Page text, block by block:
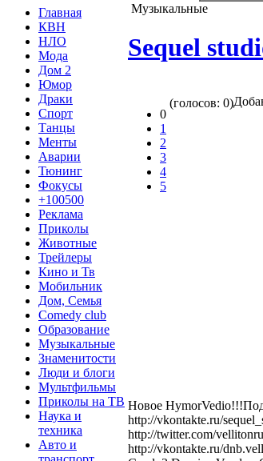
Главная
КВН
НЛО
Мода
Дом 2
Юмор
Драки
Спорт
Танцы
Менты
Аварии
Тюнинг
Фокусы
+100500
Реклама
Приколы
Животные
Трейлеры
Кино и Тв
Мобильник
Дом, Семья
Comedy club
Образование
Музыкальные
Знаменитости
Люди и блоги
Мультфильмы
Приколы на ТВ
Наука и
техника
Авто и
Музыкальные
Sequel
0
1
2
3
4
5
(голосов: 0)
Новое
http://vkontakte.ru/
http://twitter.com/
http://vkontakte.ru/